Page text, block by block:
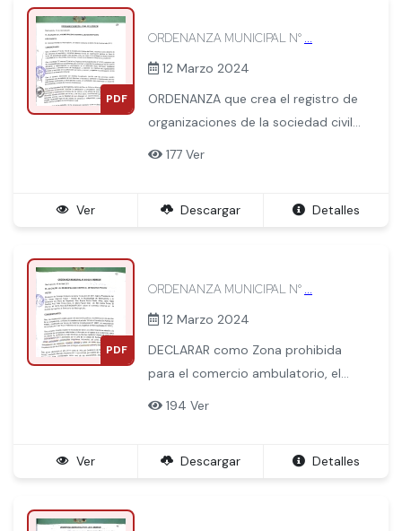
PDF
ORDENANZA MUNICIPAL N° ...
12 Marzo 2024
ORDENANZA que crea el registro de
organizaciones de la sociedad civil
177 Ver
Ver Descargar Detalles
PDF
ORDENANZA MUNICIPAL N° ...
12 Marzo 2024
DECLARAR como Zona prohibida
para el comercio ambulatorio, el
zona como restringida para la
194 Ver
Ver Descargar Detalles